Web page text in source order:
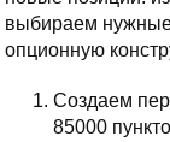
выбираем нужные
опционную
Создаем
85000